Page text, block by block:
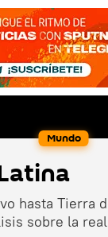
Mundo
hasta Tierra
sobre la